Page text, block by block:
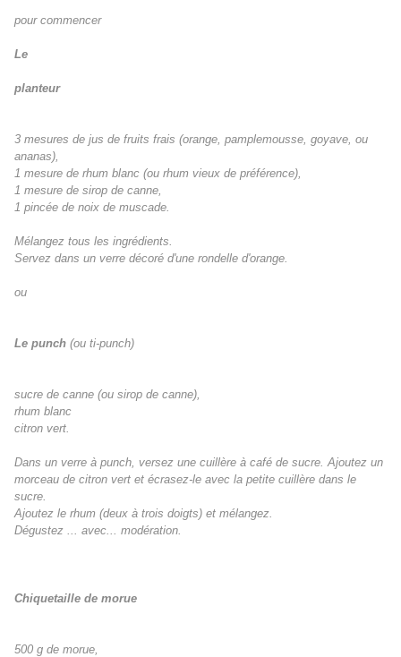
pour commencer
Le
planteur
3 mesures de jus de fruits frais (orange, pamplemousse, goyave, ou
ananas),
1 mesure de rhum blanc (ou rhum vieux de préférence),
1 mesure de sirop de canne,
1 pincée de noix de muscade.
Mélangez tous les ingrédients.
Servez dans un verre décoré d'une rondelle d'orange.
ou
Le punch (ou ti-punch)
sucre de canne (ou sirop de canne),
rhum blanc
citron vert.
Dans un verre à punch, versez une cuillère à café de sucre. Ajoutez un
morceau de citron vert et écrasez-le avec la petite cuillère dans le
sucre.
Ajoutez le rhum (deux à trois doigts) et mélangez.
Dégustez ... avec... modération.
Chiquetaille de morue
500 g de morue,